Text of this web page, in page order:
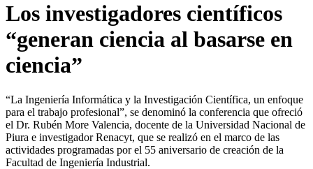
Los investigadores científicos
“generan ciencia al basarse en
ciencia”
“La Ingeniería Informática y la Investigación Científica, un enfoque
para el trabajo profesional”, se denominó la conferencia que ofreció
el Dr. Rubén More Valencia, docente de la Universidad Nacional de
Piura e investigador Renacyt, que se realizó en el marco de las
actividades programadas por el 55 aniversario de creación de la
Facultad de Ingeniería Industrial.